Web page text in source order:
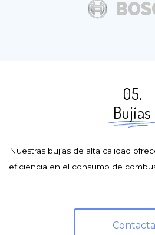
05.
Bujías
Nuestras bujías de alta calidad
eficiencia en el consumo de